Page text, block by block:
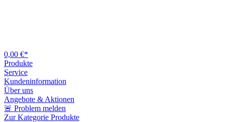
0,00 €*
Produkte
Service
Kundeninformation
Über uns
Angebote & Aktionen
🚨 Problem melden
Zur Kategorie Produkte